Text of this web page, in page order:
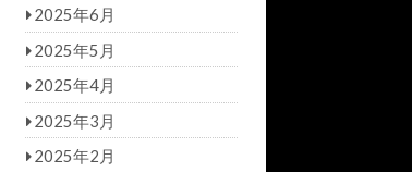
2025年6月
2025年5月
2025年4月
2025年3月
2025年2月